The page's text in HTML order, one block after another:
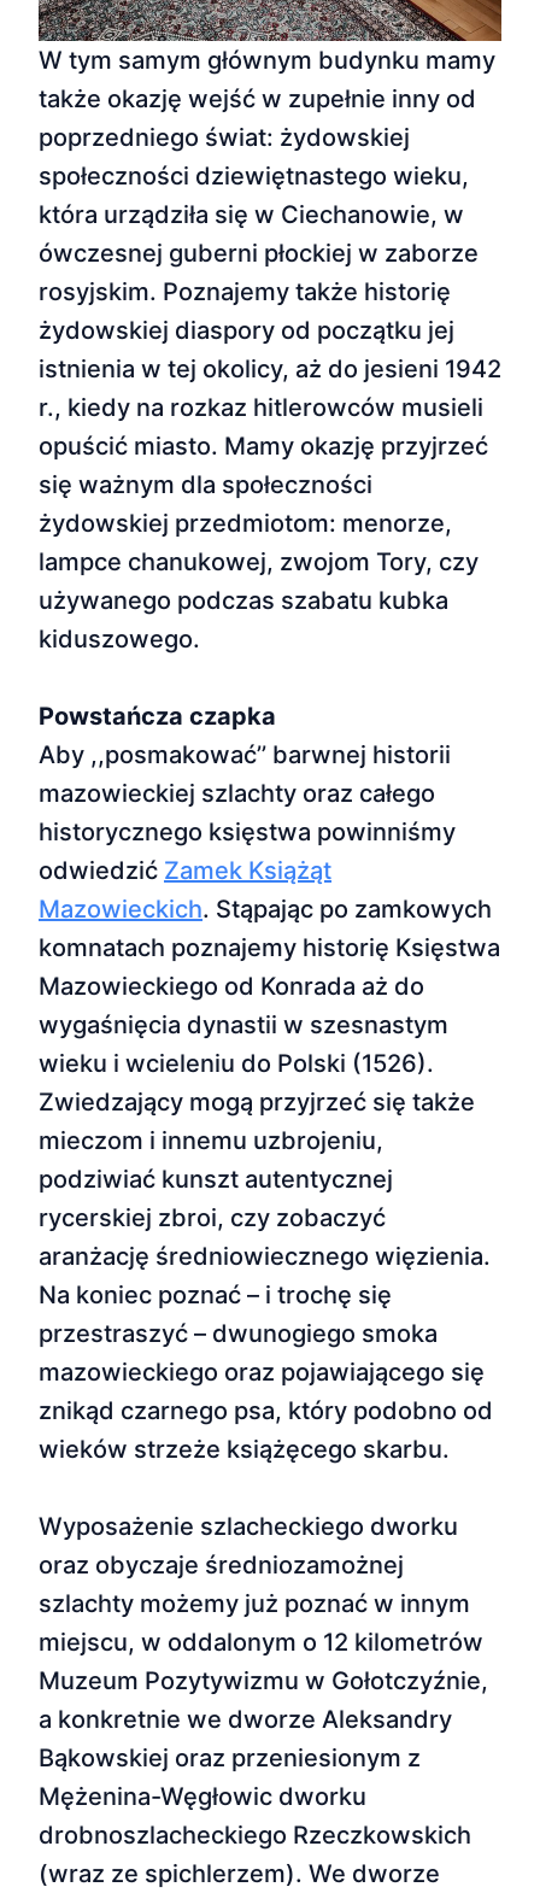
W tym samym głównym budynku mamy
także okazję wejść w zupełnie inny od
poprzedniego świat: żydowskiej
społeczności dziewiętnastego wieku,
która urządziła się w Ciechanowie, w
ówczesnej guberni płockiej w zaborze
rosyjskim. Poznajemy także historię
żydowskiej diaspory od początku jej
istnienia w tej okolicy, aż do jesieni 1942
r., kiedy na rozkaz hitlerowców musieli
opuścić miasto. Mamy okazję przyjrzeć
się ważnym dla społeczności
żydowskiej przedmiotom: menorze,
lampce chanukowej, zwojom Tory, czy
używanego podczas szabatu kubka
kiduszowego.
Powstańcza czapka
Aby ,,posmakować’’ barwnej historii
mazowieckiej szlachty oraz całego
historycznego księstwa powinniśmy
odwiedzić Zamek Książąt
Mazowieckich. Stąpając po zamkowych
komnatach poznajemy historię Księstwa
Mazowieckiego od Konrada aż do
wygaśnięcia dynastii w szesnastym
wieku i wcieleniu do Polski (1526).
Zwiedzający mogą przyjrzeć się także
mieczom i innemu uzbrojeniu,
podziwiać kunszt autentycznej
rycerskiej zbroi, czy zobaczyć
aranżację średniowiecznego więzienia.
Na koniec poznać – i trochę się
przestraszyć – dwunogiego smoka
mazowieckiego oraz pojawiającego się
znikąd czarnego psa, który podobno od
wieków strzeże książęcego skarbu.
Wyposażenie szlacheckiego dworku
oraz obyczaje średniozamożnej
szlachty możemy już poznać w innym
miejscu, w oddalonym o 12 kilometrów
Muzeum Pozytywizmu w Gołotczyźnie,
a konkretnie we dworze Aleksandry
Bąkowskiej oraz przeniesionym z
Mężenina-Węgłowic dworku
drobnoszlacheckiego Rzeczkowskich
(wraz ze spichlerzem). We dworze